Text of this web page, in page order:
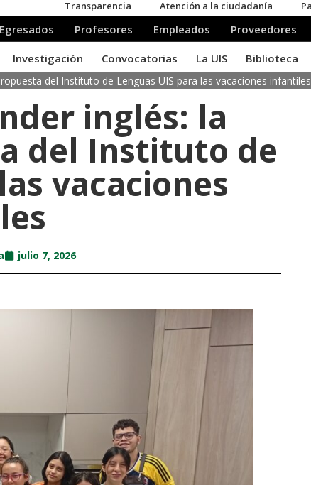
del Instituto de Lenguas UIS para las vacaciones infantiles
inglés: la
del Instituto de
vacaciones
julio 7, 2026